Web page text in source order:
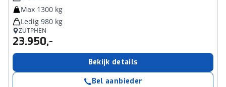
Max 1300 kg
Ledig 980 kg
ZUTPHEN
23.950,-
Bekijk details
Bel aanbieder